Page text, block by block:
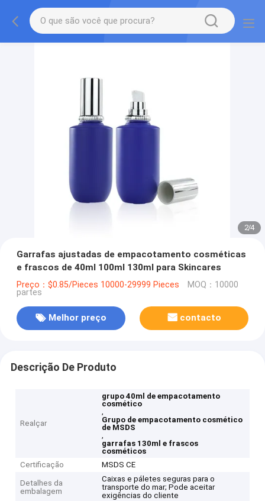
2/4
Garrafas ajustadas de empacotamento cosméticas
e frascos de 40ml 100ml 130ml para Skincares
Preço：$0.85/Pieces 10000-29999 Pieces MOQ：10000
partes
Melhor preço contacto
Descrição De Produto
Realçar
grupo 40ml de empacotamento
cosmético
,
Grupo de empacotamento cosmético
de MSDS
,
garrafas 130ml e frascos
cosméticos
Certificação
MSDS CE
Detalhes da
embalagem
Caixas e páletes seguras para o
transporte do mar; Pode aceitar
exigências do cliente